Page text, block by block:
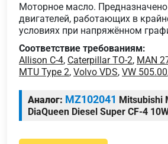
Моторное масло.
двигателей, работающих в
условиях при напряжённом
Соответствие требованиям:
Allison C-4, Caterpillar TO-2, MAN
MTU Type 2, Volvo VDS, VW 505.00
Аналог: MZ102041 Mitsubishi
DiaQueen Diesel Super CF-4